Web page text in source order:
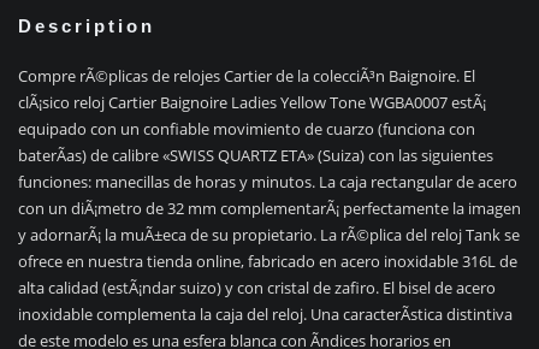
Description
Compre rÃ©plicas de relojes Cartier de la colecciÃ³n Baignoire. El
clÃ¡sico reloj Cartier Baignoire Ladies Yellow Tone WGBA0007 estÃ¡
equipado con un confiable movimiento de cuarzo (funciona con
baterÃ­as) de calibre «SWISS QUARTZ ETA» (Suiza) con las siguientes
funciones: manecillas de horas y minutos. La caja rectangular de acero
con un diÃ¡metro de 32 mm complementarÃ¡ perfectamente la imagen
y adornarÃ¡ la muÃ±eca de su propietario. La rÃ©plica del reloj Tank se
ofrece en nuestra tienda online, fabricado en acero inoxidable 316L de
alta calidad (estÃ¡ndar suizo) y con cristal de zafiro. El bisel de acero
inoxidable complementa la caja del reloj. Una caracterÃ­stica distintiva
de este modelo es una esfera blanca con Ã­ndices horarios en